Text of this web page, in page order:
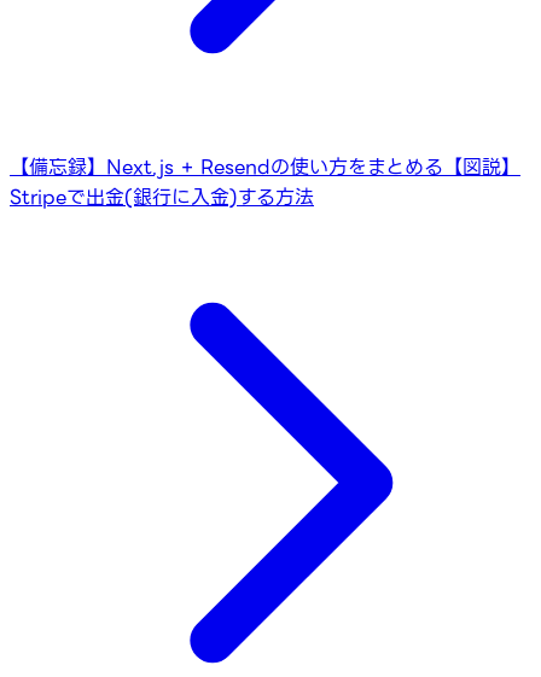
【備忘録】Next.js + Resendの使い方をまとめる【図説】
Stripeで出金(銀行に入金)する方法